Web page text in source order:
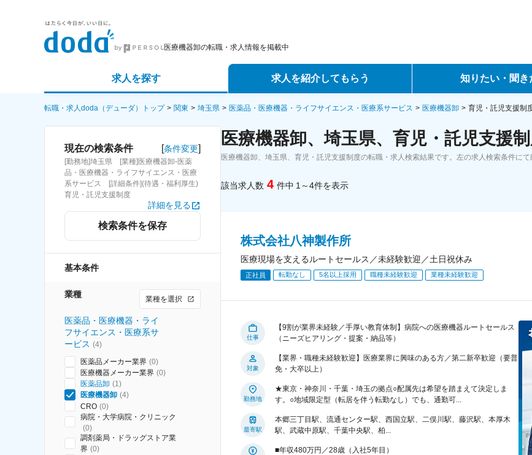
医療機器卸の転職・求人情報を掲載中
求人を探す
詳細条件から探す
求人特集から探す
求人を紹介してもらう
エージェントサービス
スカウトサービス
知りたい・聞き
転職ノウハウ
データで見る転職
転職・求人doda（デューダ）トップ 関東 埼玉県 医薬品・医療機器・ライフサイエンス・医療系サービス 医療機器卸 育児・託児支援制
現在の検索条件 [条件変更]
[勤務地]埼玉県 [業種]医療機器卸-医薬
品・医療機器・ライフサイエンス・医療
系サービス [詳細条件](待遇・福利厚生)
育児・託児支援制度
詳細を見る
検索条件を保存
基本条件
業種 業種を選択
医薬品・医療機器・ライ
フサイエンス・医療系サ
ービス (4)
医薬品メーカー業界 (0)
医療機器メーカー業界 (0)
医薬品卸 (1)
医療機器卸 (4)
CRO (0)
病院・大学病院・クリニック
(0)
調剤薬局・ドラッグストア業
界 (0)
医療機器卸、埼玉県、育児・託児支援
医療機器卸、埼玉県、育児・託児支援制度の転職・求人検索結果です。左の求人検索条件にて
該当求人数 4 件中 1～4件を表示
株式会社八神製作所
医療現場を支えるルートセールス／未経験歓迎／土日祝休み
正社員 転勤なし 5名以上採用 職種未経験歓迎 業種未経験歓迎
仕事
【9割が業界未経験／手厚い教育体制】病院への医療機器ルートセールス
（ニーズヒアリング・提案・納品等）
対象
【業界・職種未経験歓迎】医療業界に興味のある方／第二新卒歓迎（要普
免・大卒以上）
勤務地
★東京・神奈川・千葉・埼玉の拠点○配属先は希望を踏まえて決定しま
す。○地域限定型（転居を伴う転勤なし）でも、通勤可...
最寄駅
本郷三丁目駅、流通センター駅、西国立駅、二俣川駅、藤沢駅、本厚木
駅、武蔵中原駅、千葉中央駅、柏...
■年収480万円／28歳（入社5年目）